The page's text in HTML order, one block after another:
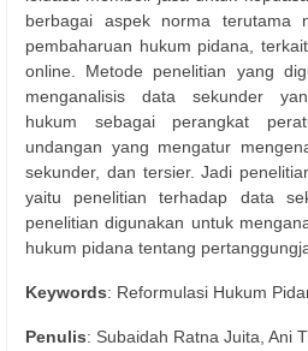
berbagai aspek norma terutama
pembaharuan hukum pidana,
online. Metode penelitian yang
menganalisis
data sekunder
hukum
sebagai perangkat
undangan yang mengatur
sekunder, dan tersier. Jadi
yaitu penelitian terhadap data
penelitian digunakan untuk
hukum pidana tentang
Keywords: Reformulasi Hukum
Penulis: Subaidah Ratna Juita, Ani